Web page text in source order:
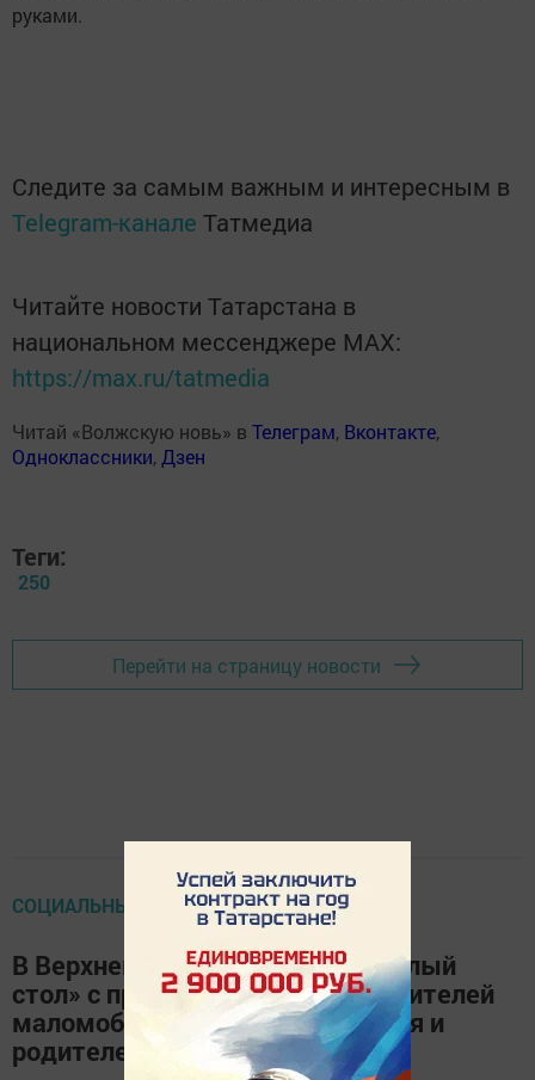
руками.
Следите за самым важным и интересным в
Telegram-канале Татмедиа
Читайте новости Татарстана в
национальном мессенджере MАХ:
https://max.ru/tatmedia
Читай «Волжскую новь» в Телеграм, Вконтакте,
Одноклассники, Дзен
Теги:
250
Перейти на страницу новости
СОЦИАЛЬНЫЙ РАКУРС
В Верхнем Услоне прошел «Круглый
стол» с приглашением представителей
маломобильных групп населения и
родителей детей-инвалидов